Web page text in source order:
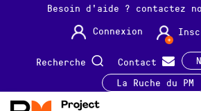
Besoin d'aide ? contactez
Connexion
Recherche Contact
La Ruche du PM